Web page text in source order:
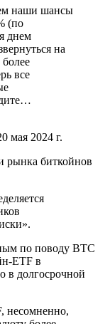
наши шансы
(по
днем
на
все
мая 2024 г.
рынка биткойнов
по поводу BTC
ETF в
в долгосрочной
несомненно,